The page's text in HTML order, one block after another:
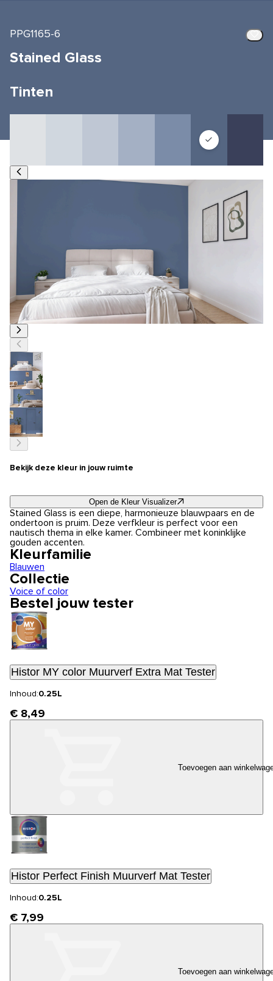
PPG1165-6
Stained Glass
Tinten
Bekijk deze kleur in jouw ruimte
Open de Kleur Visualizer
Stained Glass is een diepe, harmonieuze blauwpaars en de
ondertoon is pruim. Deze verfkleur is perfect voor een
nautisch thema in elke kamer. Combineer met koninklijke
gouden accenten.
Kleurfamilie
Blauwen
Collectie
Voice of color
Bestel jouw tester
Histor MY color Muurverf Extra Mat Tester
Inhoud:0.25L
€ 8,49
Toevoegen aan
Histor Perfect Finish Muurverf Mat Tester
Inhoud:0.25L
€ 7,99
Toevoegen aan